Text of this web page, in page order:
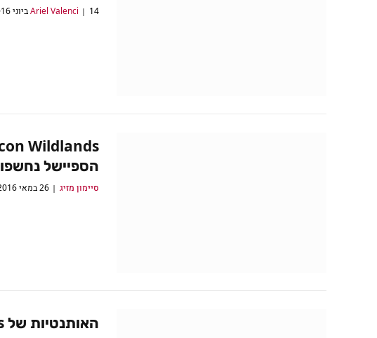
Ariel Valenci 14 ביוני 2016
הספיישל נחשפו
סיימון מזיג 26 במאי 2016
האותנטיות של Ghost Recon: Wildlands